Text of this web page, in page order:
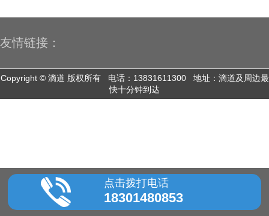
友情链接：
Copyright © 滴道 版权所有 电话：13831611300 地址：滴道及周边最
快十分钟到达
点击拨打电话
18301480853